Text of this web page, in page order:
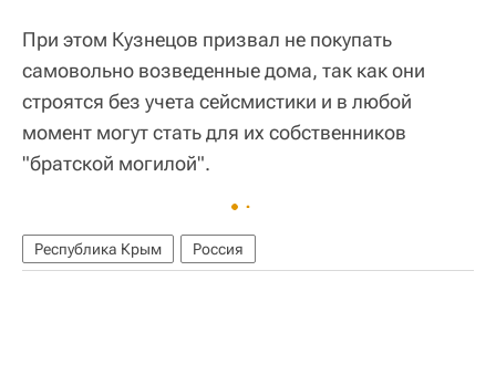
При этом Кузнецов призвал не покупать
самовольно возведенные дома, так как они
строятся без учета сейсмистики и в любой
момент могут стать для их собственников
"братской могилой".
Республика Крым Россия